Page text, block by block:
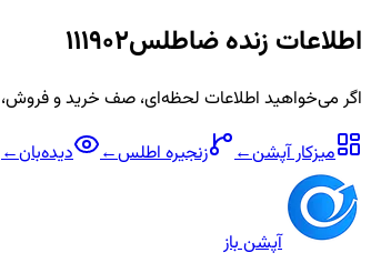
اطلاعات زندهضاطلس111902
اگر می‌خواهید اطلاعات لحظه‌ای، صف خرید و فروش، IV، فرمول‌های سفارشی و آلارم برای نماد
میزکار آپشن← زنجیرهاطلس← دیده‌بان←
آپشن باز